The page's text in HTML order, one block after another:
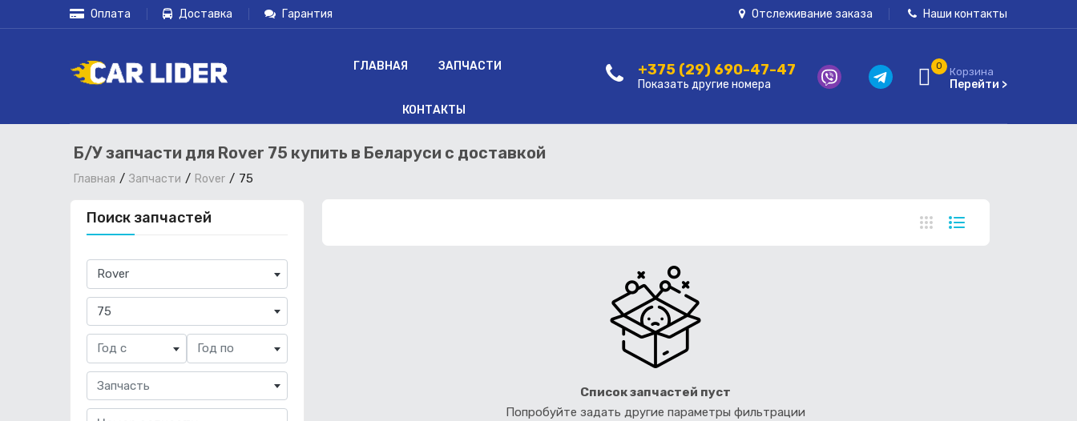
Оплата Доставка Гарантия Отслеживание заказа Наши контакты
ГЛАВНАЯ ЗАПЧАСТИ
КОНТАКТЫ
+375 (29) 690-47-47
Показать другие номера
0 Корзина
Перейти >
Б/У запчасти для Rover 75 купить в Беларуси с доставкой
Главная Запчасти Rover 75
Поиск запчастей
×
Rover
×
75
Год с Год по
Запчасть
Список запчастей пуст
Попробуйте задать другие параметры фильтрации